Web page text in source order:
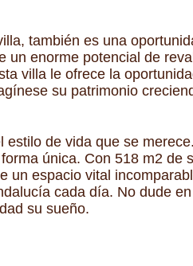
también es una
enorme potencial de
villa le ofrece la
su patrimonio
de vida que se
única. Con 518 m2 de
espacio vital
cada día. No dude
su sueño.